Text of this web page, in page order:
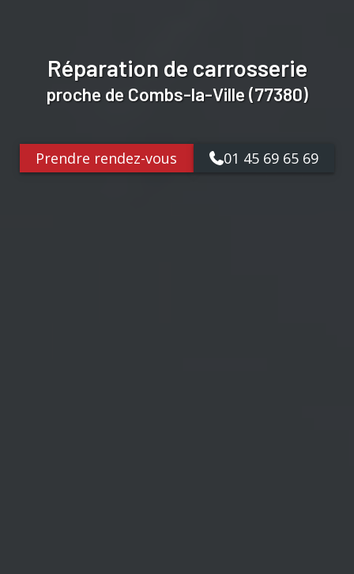
Réparation de carrosserie
proche de Combs-la-Ville (77380)
Prendre rendez-vous 01 45 69 65 69